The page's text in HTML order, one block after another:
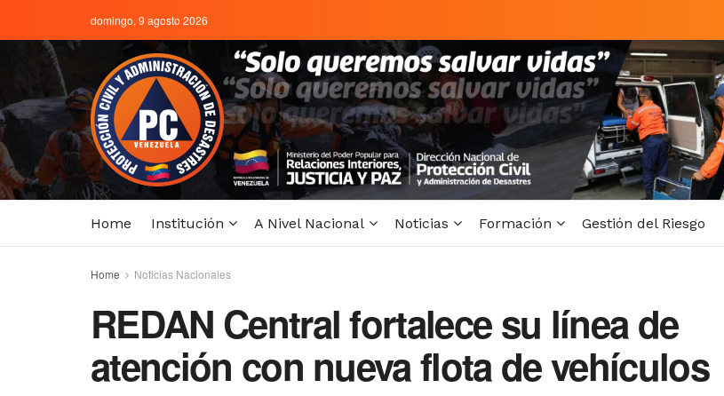
domingo, 9 agosto 2026
Home Institución A Nivel Nacional Noticias Formación Gestión del Riesgo
Home Noticias Nacionales
REDAN Central fortalece su línea de
atención con nueva flota de vehículos